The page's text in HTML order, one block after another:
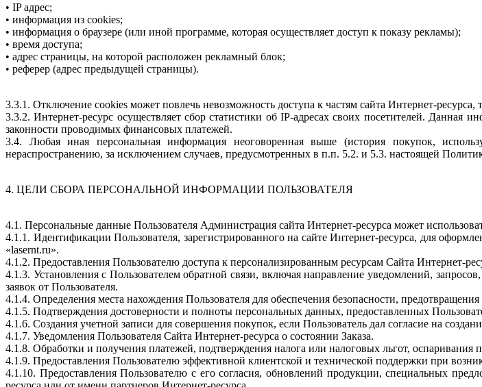
• IP адрес;
• информация из cookies;
• информация о браузере (или иной программе, которая осуществляет доступ к показу рекламы);
• время доступа;
• адрес страницы, на которой расположен рекламный блок;
• реферер (адрес предыдущей страницы).
3.3.1. Отключение cookies может повлечь невозможность доступа к частям сайта Интернет-
3.3.2. Интернет-ресурс осуществляет сбор статистики об IP-адресах своих посетителей.
законности проводимых финансовых платежей.
3.4. Любая иная персональная информация неоговоренная выше (история покупок,
нераспространению, за исключением случаев, предусмотренных в п.п. 5.2. и 5.3. настоящей
4. ЦЕЛИ СБОРА ПЕРСОНАЛЬНОЙ ИНФОРМАЦИИ ПОЛЬЗОВАТЕЛЯ
4.1. Персональные данные Пользователя Администрация сайта Интернет-ресурса может
4.1.1. Идентификации Пользователя, зарегистрированного на сайте Интернет-ресурса, для
«lasernt.ru».
4.1.2. Предоставления Пользователю доступа к персонализированным ресурсам Сайта Интернет-
4.1.3. Установления с Пользователем обратной связи, включая направление уведомлений,
заявок от Пользователя.
4.1.4. Определения места нахождения Пользователя для обеспечения безопасности,
4.1.5. Подтверждения достоверности и полноты персональных данных, предоставленных
4.1.6. Создания учетной записи для совершения покупок, если Пользователь дал согласие на
4.1.7. Уведомления Пользователя Сайта Интернет-ресурса о состоянии Заказа.
4.1.8. Обработки и получения платежей, подтверждения налога или налоговых льгот,
4.1.9. Предоставления Пользователю эффективной клиентской и технической поддержки при
4.1.10. Предоставления Пользователю с его согласия, обновлений продукции, специальных